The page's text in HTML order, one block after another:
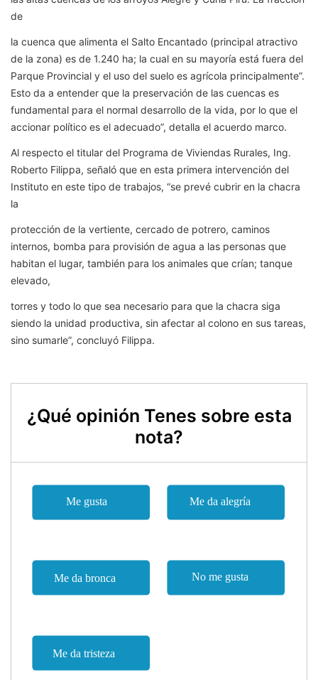
de
la cuenca que alimenta el Salto Encantado (principal atractivo
de la zona) es de 1.240 ha; la cual en su mayoría está fuera del
Parque Provincial y el uso del suelo es agrícola principalmente”.
Esto da a entender que la preservación de las cuencas es
fundamental para el normal desarrollo de la vida, por lo que el
accionar político es el adecuado”, detalla el acuerdo marco.
Al respecto el titular del Programa de Viviendas Rurales, Ing.
Roberto Filippa, señaló que en esta primera intervención del
Instituto en este tipo de trabajos, “se prevé cubrir en la chacra
la
protección de la vertiente, cercado de potrero, caminos
internos, bomba para provisión de agua a las personas que
habitan el lugar, también para los animales que crían; tanque
elevado,
torres y todo lo que sea necesario para que la chacra siga
siendo la unidad productiva, sin afectar al colono en sus tareas,
sino sumarle”, concluyó Filippa.
¿Qué opinión Tenes sobre esta
nota?